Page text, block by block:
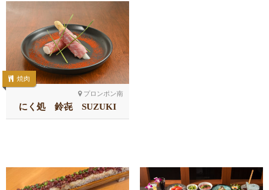
プロンポン南
焼肉
にく処 鈴㐂 SUZUKI